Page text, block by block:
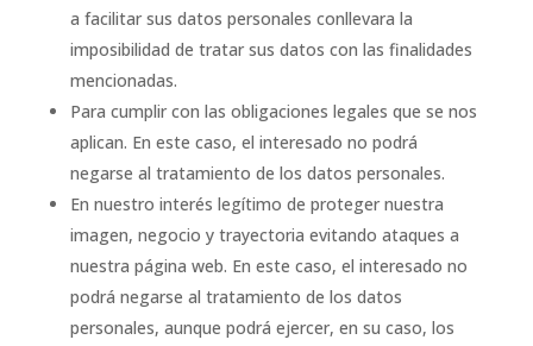
a facilitar sus datos personales conllevara la
imposibilidad de tratar sus datos con las finalidades
mencionadas.
Para cumplir con las obligaciones legales que se nos
aplican. En este caso, el interesado no podrá
negarse al tratamiento de los datos personales.
En nuestro interés legítimo de proteger nuestra
imagen, negocio y trayectoria evitando ataques a
nuestra página web. En este caso, el interesado no
podrá negarse al tratamiento de los datos
personales, aunque podrá ejercer, en su caso, los